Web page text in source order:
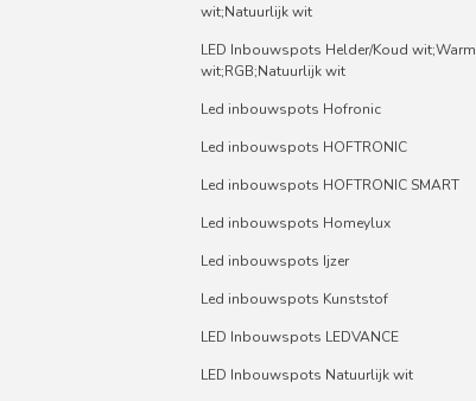
wit;Natuurlijk wit
LED Inbouwspots Helder/Koud wit;Warm
wit;RGB;Natuurlijk wit
Led inbouwspots Hofronic
Led inbouwspots HOFTRONIC
Led inbouwspots HOFTRONIC SMART
Led inbouwspots Homeylux
Led inbouwspots Ijzer
Led inbouwspots Kunststof
LED Inbouwspots LEDVANCE
LED Inbouwspots Natuurlijk wit